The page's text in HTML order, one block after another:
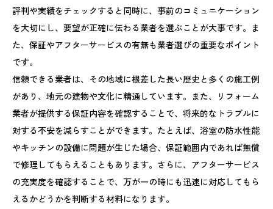
評判や実績をチェックすると同時に、事前のコミュニケーション
を大切にし、要望が正確に伝わる業者を選ぶことが大事です。ま
た、保証やアフターサービスの有無も業者選びの重要なポイント
です。
信頼できる業者は、その地域に根差した長い歴史と多くの施工例
があり、地元の建物や文化に精通しています。また、リフォーム
業者が提供する保証内容を確認することで、将来的なトラブルに
対する不安を減らすことができます。たとえば、浴室の防水性能
やキッチンの設備に問題が生じた場合、保証範囲内であれば無償
で修理してもらえることもあります。さらに、アフターサービス
の充実度を確認することで、万が一の時にも迅速に対応してもら
えるかどうかを判断する材料になります。